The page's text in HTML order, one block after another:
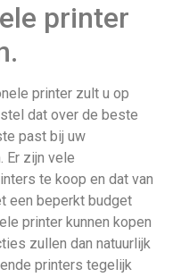
printer
printer zult u op
dat over de beste
past bij uw
Er zijn vele
te koop en dat van
een beperkt budget
printer kunnen kopen
zullen dan natuurlijk
printers tegelijk